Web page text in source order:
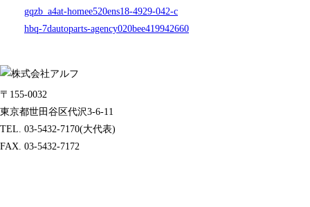
gqzb_a4at-homee520ens18-4929-042-c
hbq-7dautoparts-agency020bee419942660
〒155-0032
東京都世田谷区代沢3-6-11
TEL. 03-5432-7170(大代表)
FAX. 03-5432-7172